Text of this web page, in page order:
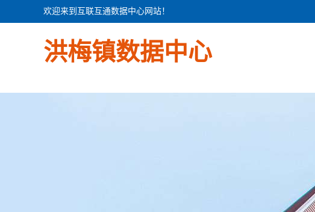
欢迎来到互联互通数据中心网站！
洪梅镇数据中心